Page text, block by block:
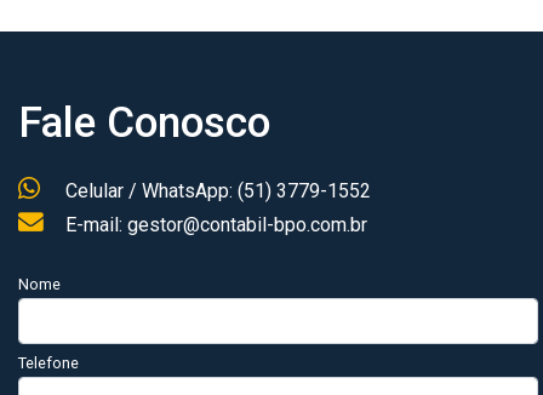
Fale Conosco
Celular / WhatsApp: (51) 3779-1552
E-mail: gestor@contabil-bpo.com.br
Nome
Telefone